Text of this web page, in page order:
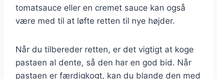
tomatsauce eller en cremet sauce kan også
være med til at løfte retten til nye højder.
Når du tilbereder retten, er det vigtigt at koge
pastaen al dente, så den har en god bid. Når
pastaen er færdigkogt, kan du blande den med